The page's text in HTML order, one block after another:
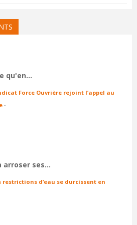
qu'en…
Force Ouvrière rejoint l’appel au
·
arroser ses…
restrictions d’eau se durcissent en